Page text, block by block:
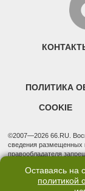
ПОЛИТИКА
COOKIE
©2007—2026 66.RU.
сведения размещенных
правообладателя
надзору в сфере
(Роскомнадзор).
Оставаясь на
политикой